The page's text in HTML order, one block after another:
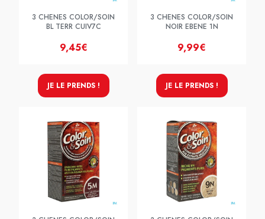
3 CHENES COLOR/SOIN
BL TERR CUIV7C
9,45€
JE LE PRENDS !
3 CHENES COLOR/SOIN
NOIR EBENE 1N
9,99€
JE LE PRENDS !